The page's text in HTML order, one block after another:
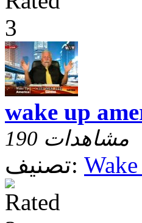
wake up
190 مشاهدات
تصنيف: